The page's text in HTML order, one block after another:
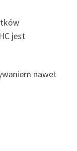
jest
nawet